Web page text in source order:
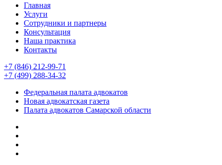
Главная
Услуги
Сотрудники и партнеры
Консультация
Наша практика
Контакты
+7 (846) 212-99-71
+7 (499) 288-34-32
Федеральная палата адвокатов
Новая адвокатская газета
Палата адвокатов Самарской области